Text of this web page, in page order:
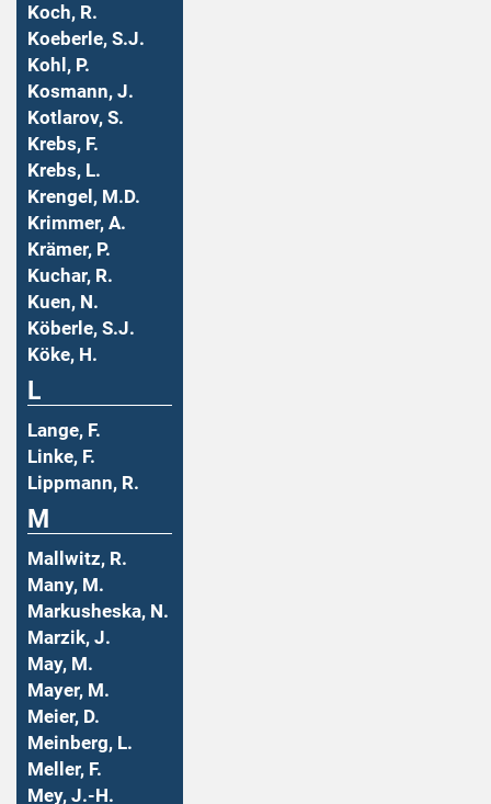
Koch, R.
Koeberle, S.J.
Kohl, P.
Kosmann, J.
Kotlarov, S.
Krebs, F.
Krebs, L.
Krengel, M.D.
Krimmer, A.
Krämer, P.
Kuchar, R.
Kuen, N.
Köberle, S.J.
Köke, H.
L
Lange, F.
Linke, F.
Lippmann, R.
M
Mallwitz, R.
Many, M.
Markusheska, N.
Marzik, J.
May, M.
Mayer, M.
Meier, D.
Meinberg, L.
Meller, F.
Mey, J.-H.